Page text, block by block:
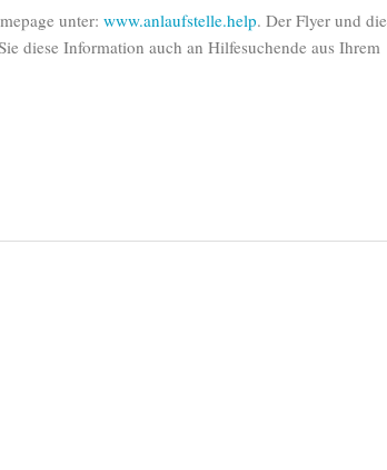
unter: www.anlaufstelle.help. Der Flyer und die
diese Information auch an Hilfesuchende aus Ihrem